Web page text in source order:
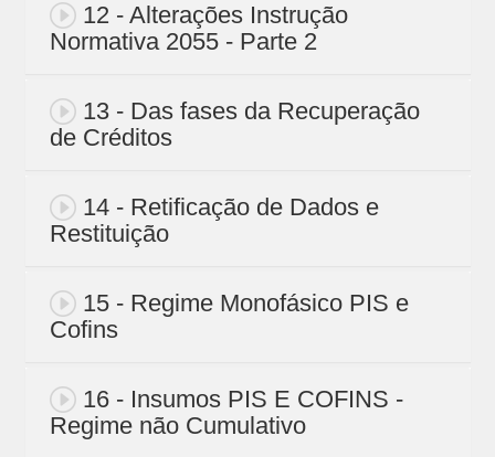
12 - Alterações Instrução
Normativa 2055 - Parte 2
13 - Das fases da Recuperação
de Créditos
14 - Retificação de Dados e
Restituição
15 - Regime Monofásico PIS e
Cofins
16 - Insumos PIS E COFINS -
Regime não Cumulativo